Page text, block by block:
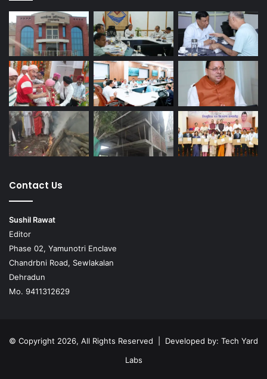
Contact Us
Sushil Rawat
Editor
Phase 02, Yamunotri Enclave
Chandrbni Road, Sewlakalan
Dehradun
Mo. 9411312629
© Copyright 2026, All Rights Reserved | Developed by: Tech Yard
Labs